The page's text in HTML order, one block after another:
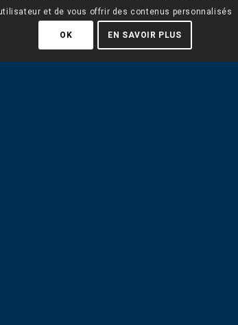
et de vous offrir des contenus personnalisés
OK EN SAVOIR PLUS